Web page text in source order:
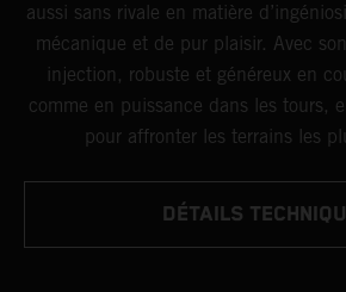
aussi sans rivale en matière
mécanique et de pur plaisir. Avec
injection, robuste et généreux en
comme en puissance dans les tours,
pour affronter les terrains les
DÉTAILS